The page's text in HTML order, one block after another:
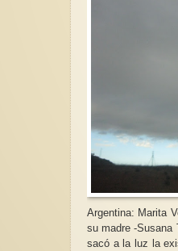
Argentina: Marita
su madre -Susana
sacó a la luz la